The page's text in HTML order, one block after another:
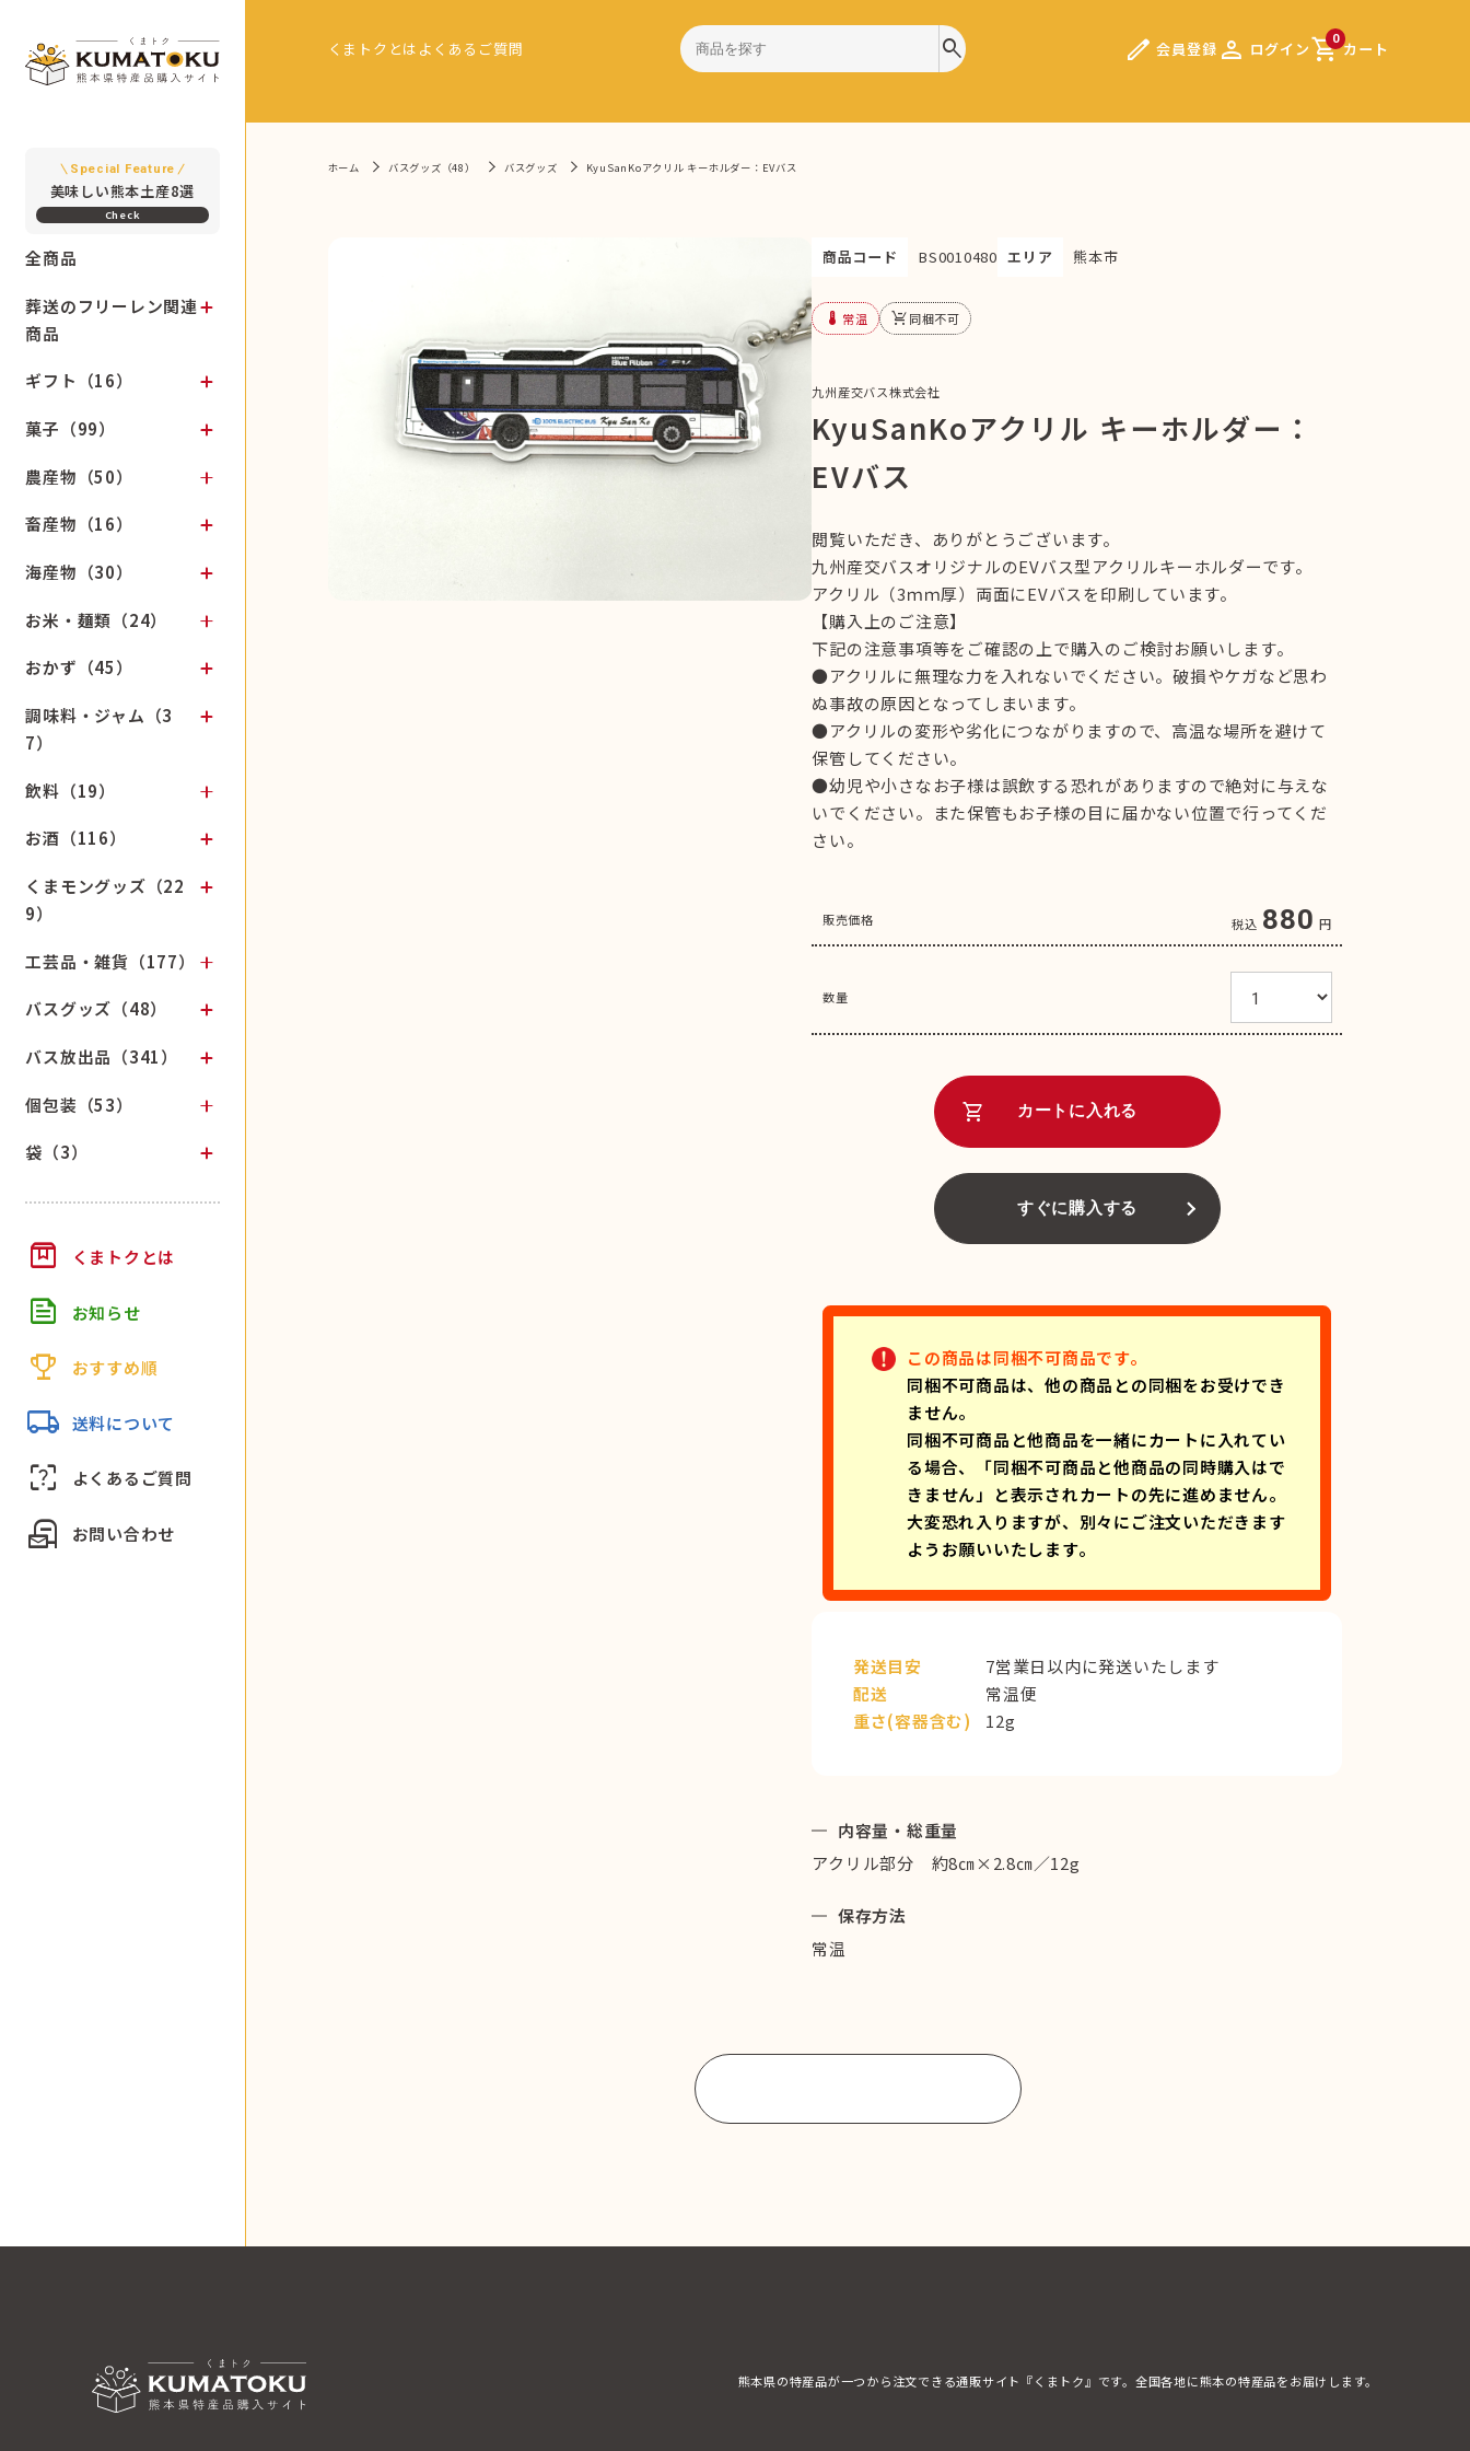
Special Feature
美味しい熊本土産8選
全商品
葬送のフリーレン関連
商品
ギフト（16）
菓子（99）
農産物（50）
畜産物（16）
海産物（30）
お米・麺類（24）
おかず（45）
調味料・ジャム（3
7）
飲料（19）
お酒（116）
くまモングッズ（22
9）
工芸品・雑貨（177）
バスグッズ（48）
バス放出品（341）
個包装（53）
袋（3）
box くまトクとは
feed お知らせ
trophy おすすめ順
local_shipping 送料について
indeterminate_question_box よくあるご質問
local_post_office お問い合わせ
くまトクとは よくあるご質問 search edit 会員登録 person ログイン 0
shopping_cartカート
ホーム バスグッズ（48） バスグッズ KyuSanKoアクリル キーホルダー：EVバス
商品コード BS0010480 エリア 熊本市
device_thermostat 常温 remove_shopping_cart同梱不可
九州産交バス株式会社
KyuSanKoアクリル キーホルダー：
EVバス
閲覧いただき、ありがとうございます。
九州産交バスオリジナルのEVバス型アクリルキーホルダーです。
アクリル（3ｍｍ厚）両面にEVバスを印刷しています。
【購入上のご注意】
下記の注意事項等をご確認の上で購入のご検討お願いします。
●アクリルに無理な力を入れないでください。破損やケガなど思わ
ぬ事故の原因となってしまいます。
●アクリルの変形や劣化につながりますので、高温な場所を避けて
保管してください。
●幼児や小さなお子様は誤飲する恐れがありますので絶対に与えな
いでください。また保管もお子様の目に届かない位置で行ってくだ
さい。
販売価格 税込 880 円
数量
shopping_cart カートに入れる
すぐに購入する
この商品は同梱不可商品です。
同梱不可商品は、他の商品との同梱をお受けでき
ません。
同梱不可商品と他商品を一緒にカートに入れてい
る場合、「同梱不可商品と他商品の同時購入はで
きません」と表示されカートの先に進めません。
大変恐れ入りますが、別々にご注文いただきます
ようお願いいたします。
発送目安
7営業日以内に発送いたします
配送
常温便
重さ(容器含む)
12g
内容量・総重量
アクリル部分 約8㎝×2.8㎝／12g
保存方法
常温
熊本県の特産品が一つから注文できる通販サイト『くまトク』です。全国各地に熊本の特産品をお届けします。